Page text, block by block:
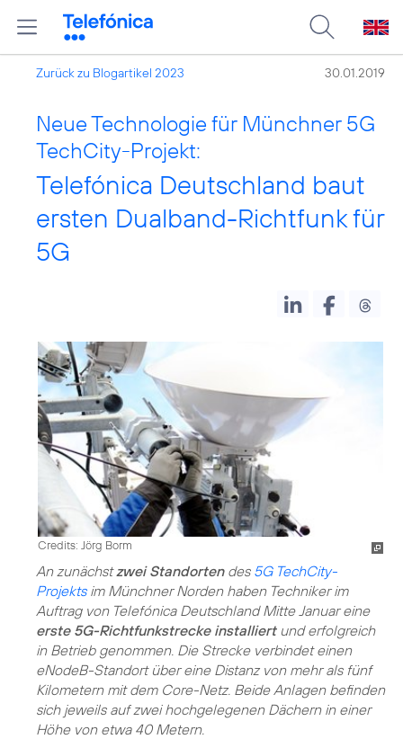
Zurück zu Blogartikel 2023 30.01.2019
Neue Technologie für Münchner 5G
TechCity-Projekt:
Telefónica Deutschland baut
ersten Dualband-Richtfunk für
5G
Credits: Jörg Borm
An zunächstzwei Standortendes 5G TechCity-
Projektsim Münchner Norden haben Techniker im
Auftrag von Telefónica Deutschland Mitte Januar eine
erste 5G-Richtfunkstrecke installiertund erfolgreich
in Betrieb genommen. Die Strecke verbindet einen
eNodeB-Standort über eine Distanz von mehr als fünf
Kilometern mit dem Core-Netz. Beide Anlagen befinden
sich jeweils auf zwei hochgelegenen Dächern in einer
Höhe von etwa 40 Metern.